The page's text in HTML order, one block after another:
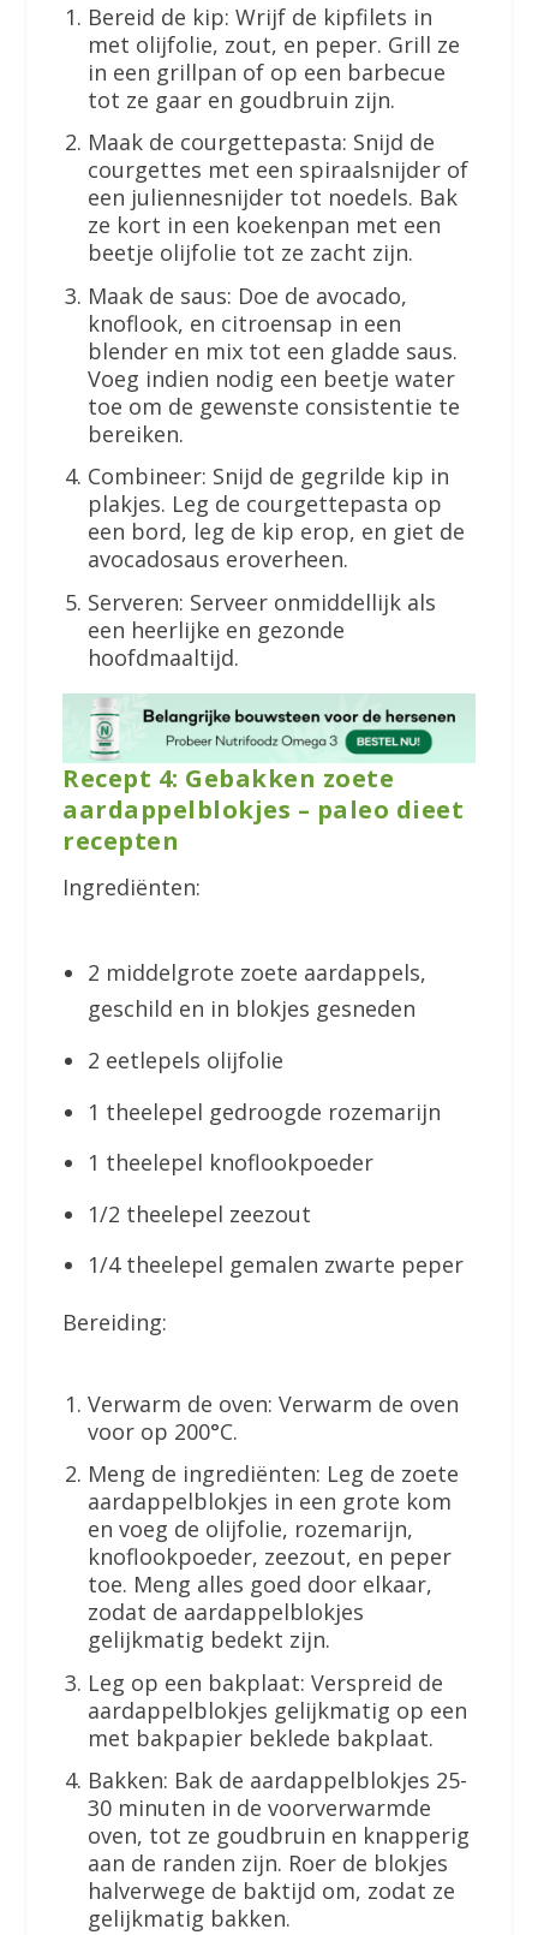
Bereid de kip: Wrijf de kipfilets in
met olijfolie, zout, en peper. Grill ze
in een grillpan of op een barbecue
tot ze gaar en goudbruin zijn.
Maak de courgettepasta: Snijd de
courgettes met een spiraalsnijder of
een juliennesnijder tot noedels. Bak
ze kort in een koekenpan met een
beetje olijfolie tot ze zacht zijn.
Maak de saus: Doe de avocado,
knoflook, en citroensap in een
blender en mix tot een gladde saus.
Voeg indien nodig een beetje water
toe om de gewenste consistentie te
bereiken.
Combineer: Snijd de gegrilde kip in
plakjes. Leg de courgettepasta op
een bord, leg de kip erop, en giet de
avocadosaus eroverheen.
Serveren: Serveer onmiddellijk als
een heerlijke en gezonde
hoofdmaaltijd.
Recept 4: Gebakken zoete
aardappelblokjes – paleo dieet
recepten
Ingrediënten:
2 middelgrote zoete aardappels,
geschild en in blokjes gesneden
2 eetlepels olijfolie
1 theelepel gedroogde rozemarijn
1 theelepel knoflookpoeder
1/2 theelepel zeezout
1/4 theelepel gemalen zwarte peper
Bereiding:
Verwarm de oven: Verwarm de oven
voor op 200°C.
Meng de ingrediënten: Leg de zoete
aardappelblokjes in een grote kom
en voeg de olijfolie, rozemarijn,
knoflookpoeder, zeezout, en peper
toe. Meng alles goed door elkaar,
zodat de aardappelblokjes
gelijkmatig bedekt zijn.
Leg op een bakplaat: Verspreid de
aardappelblokjes gelijkmatig op een
met bakpapier beklede bakplaat.
Bakken: Bak de aardappelblokjes 25-
30 minuten in de voorverwarmde
oven, tot ze goudbruin en knapperig
aan de randen zijn. Roer de blokjes
halverwege de baktijd om, zodat ze
gelijkmatig bakken.